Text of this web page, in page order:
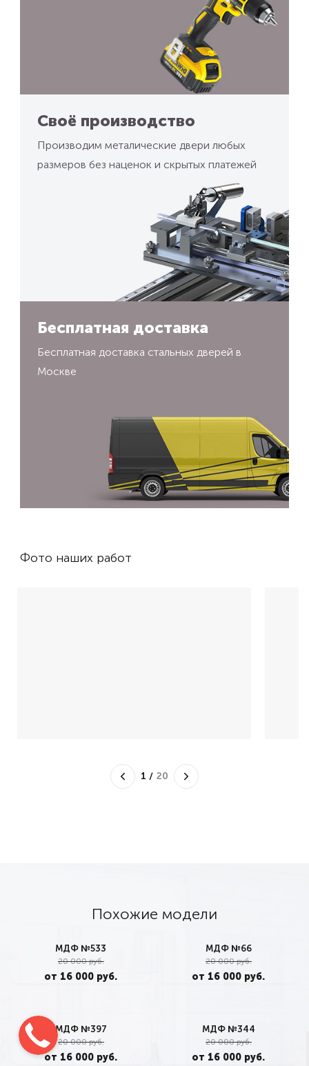
Своё производство
Производим металические двери любых
размеров без наценок и скрытых платежей
Бесплатная доставка
Бесплатная доставка стальных дверей в
Москве
Фото наших работ
1 / 20
Похожие модели
МДФ №533
20 000 руб.
от 16 000 руб.
МДФ №66
20 000 руб.
от 16 000 руб.
МДФ №397
20 000 руб.
от 16 000 руб.
МДФ №344
20 000 руб.
от 16 000 руб.